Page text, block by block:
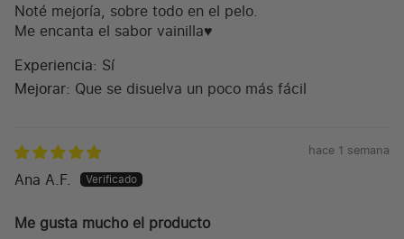
Noté mejoría, sobre todo en el pelo.
Me encanta el sabor vainilla♥️
Experiencia: Sí
Mejorar: Que se disuelva un poco más fácil
hace 1 semana
Ana A.F.
Me gusta mucho el producto